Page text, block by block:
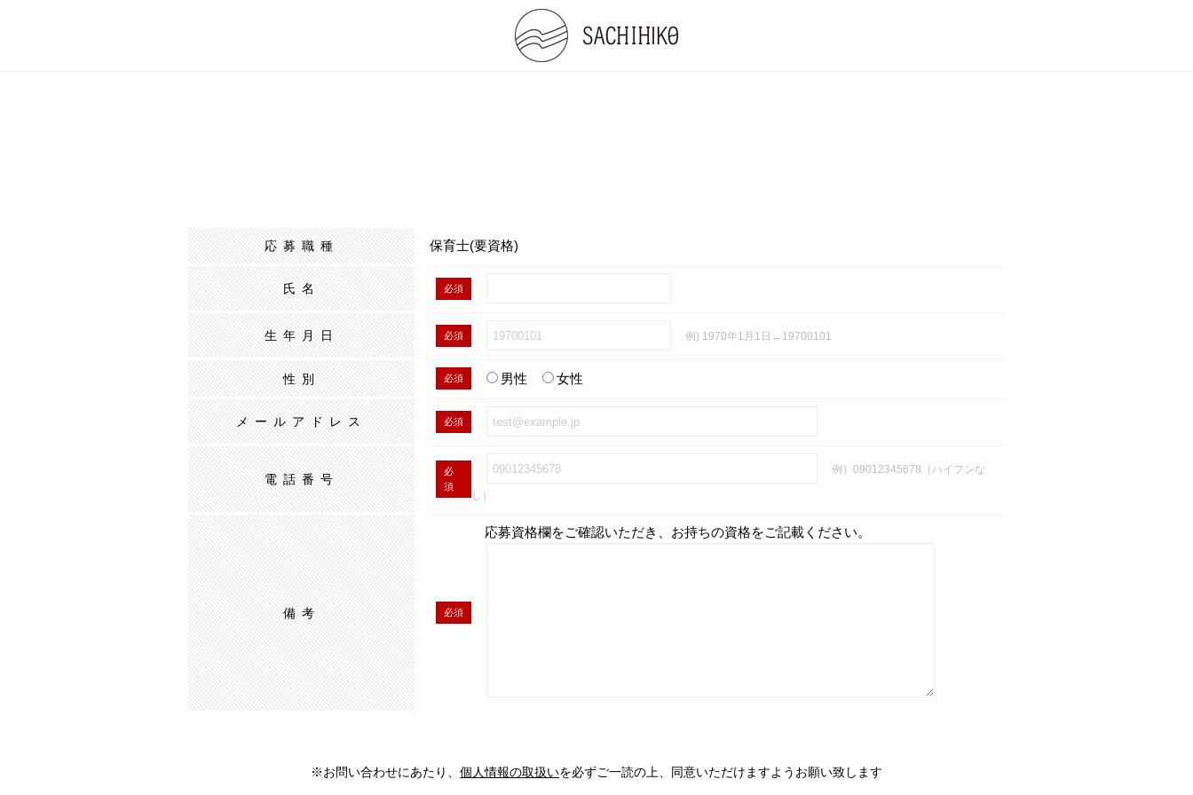
応募職種 保育士(要資格)
氏名 必須
生年月日 必須 例) 1970年1月1日→19700101
性別 必須 男性 女性
メールアドレス 必須
電話番号
必
須
例）09012345678（ハイフンな
し）
備考 必須
応募資格欄をご確認いただき、お持ちの資格をご記載ください。
※お問い合わせにあたり、 個人情報の取扱いを必ずご一読の上、同意いただけますようお願い致します